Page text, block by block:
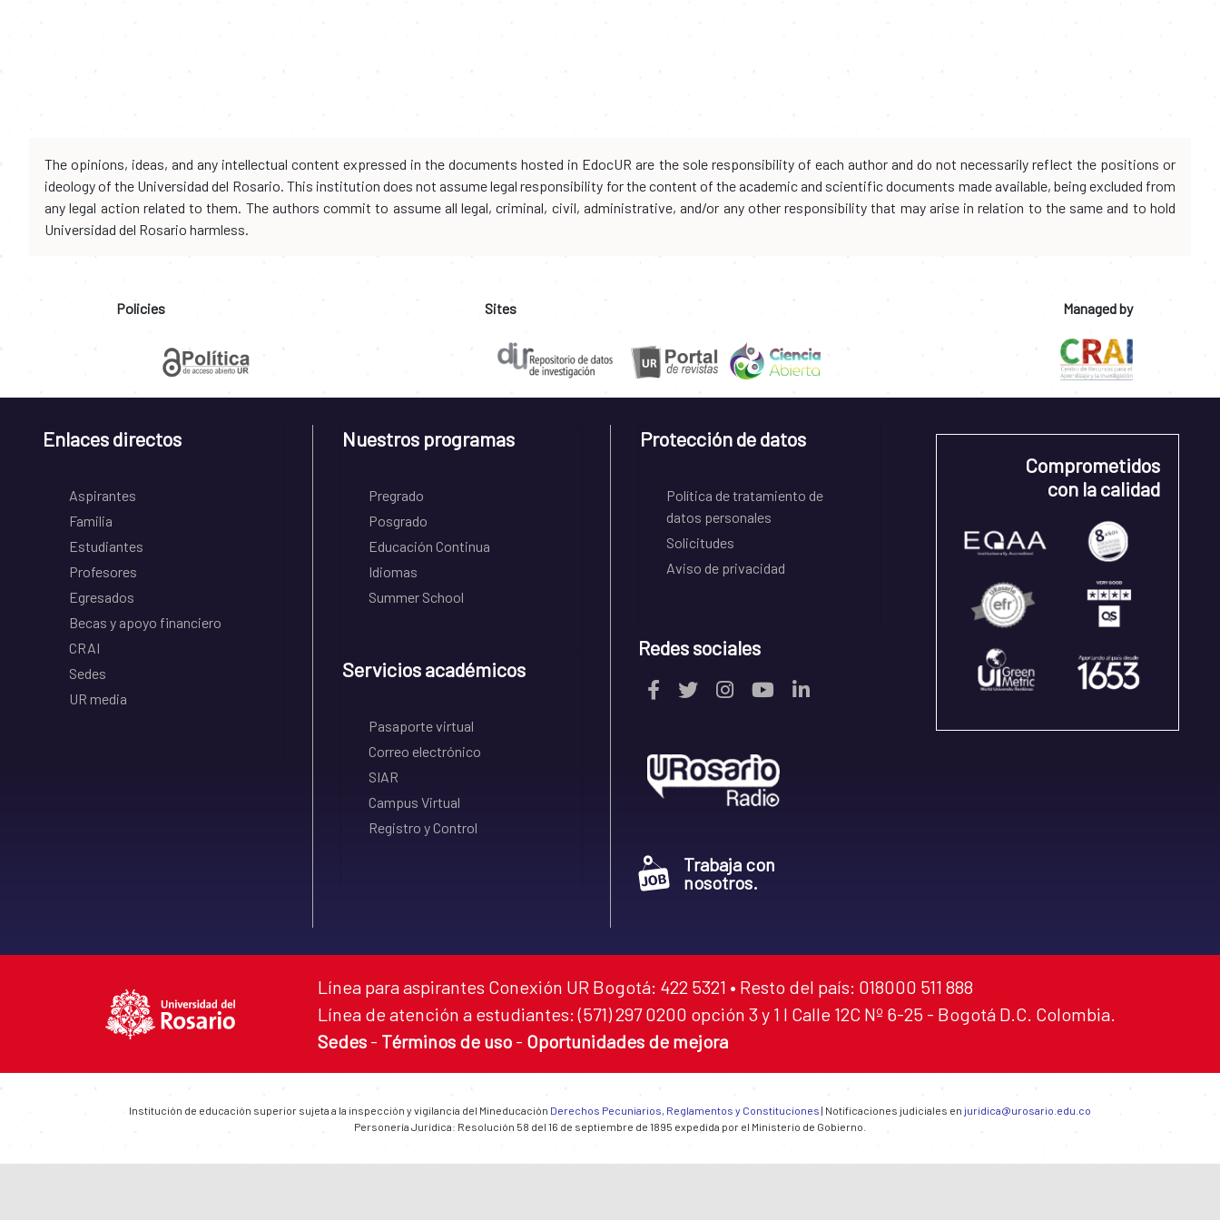
The opinions, ideas, and any intellectual content expressed in the documents hosted in EdocUR are the sole responsibility of each author and do not necessarily reflect the positions or
ideology of the Universidad del Rosario. This institution does not assume legal responsibility for the content of the academic and scientific documents made available, being excluded from
any legal action related to them. The authors commit to assume all legal, criminal, civil, administrative, and/or any other responsibility that may arise in relation to the same and to hold
Universidad del Rosario harmless.
Policies Sites Managed by
Enlaces directos
Aspirantes
Familia
Estudiantes
Profesores
Egresados
Becas y apoyo financiero
CRAI
Sedes
UR media
Nuestros programas
Pregrado
Posgrado
Educación Continua
Idiomas
Summer School
Servicios académicos
Pasaporte virtual
Correo electrónico
SIAR
Campus Virtual
Registro y Control
Protección de datos
Política de tratamiento de
datos personales
Solicitudes
Aviso de privacidad
Redes sociales
Trabaja con
nosotros.
Comprometidos
con la calidad
Línea para aspirantes Conexión UR Bogotá: 422 5321 • Resto del país: 018000 511 888
Línea de atención a estudiantes: (571) 297 0200 opción 3 y 1 I Calle 12C Nº 6-25 - Bogotá D.C. Colombia.
Sedes - Términos de uso - Oportunidades de mejora
Institución de educación superior sujeta a la inspección y vigilancia del Mineducación Derechos Pecuniarios, Reglamentos y Constituciones | Notificaciones judiciales en juridica@urosario.edu.co
Personería Jurídica: Resolución 58 del 16 de septiembre de 1895 expedida por el Ministerio de Gobierno.